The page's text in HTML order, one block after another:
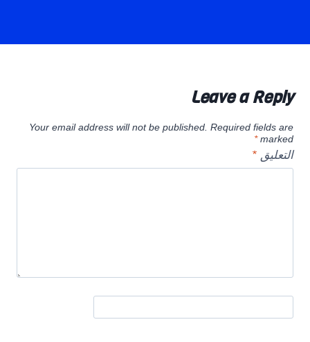
Leave a Reply
Your email address will not be published. Required fields are
marked
*
التعليق *